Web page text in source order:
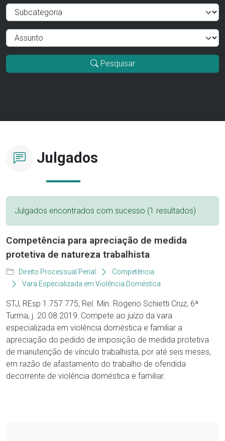
Pesquisar
Julgados
Julgados encontrados com sucesso (1 resultados)
Competência para apreciação de medida
protetiva de natureza trabalhista
Direito Processual Penal
Competência
Vara Especializada em Violência Doméstica
STJ, REsp 1.757.775, Rel. Min. Rogerio Schietti Cruz, 6ª
Turma, j. 20.08.2019: Compete ao juízo da vara
especializada em violência doméstica e familiar a
apreciação do pedido de imposição de medida protetiva
de manutenção de vínculo trabalhista, por até seis meses,
em razão de afastamento do trabalho de ofendida
decorrente de violência doméstica e familiar.